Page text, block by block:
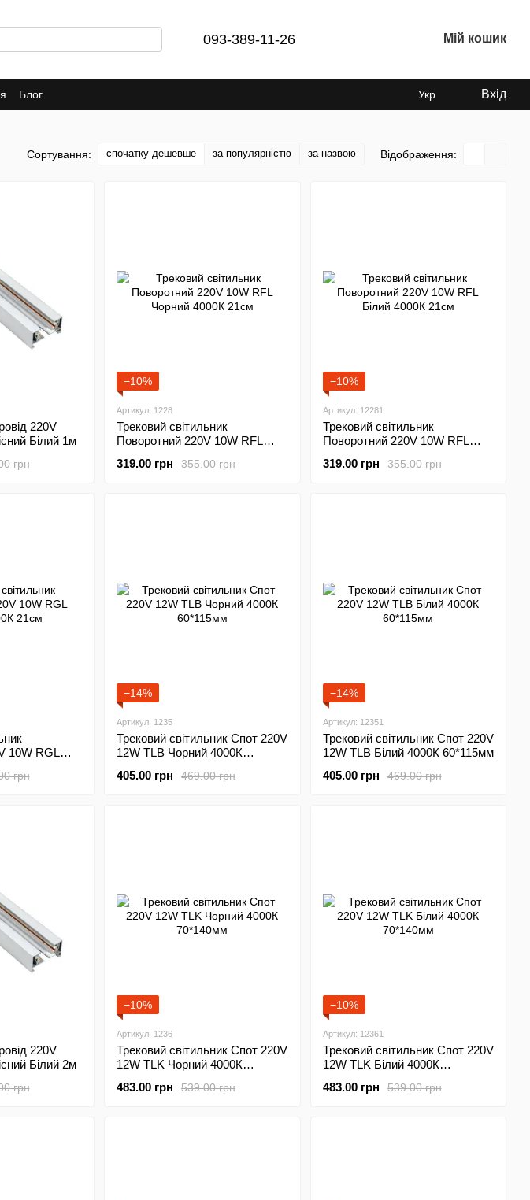
093-389-11-26 Мій кошик
Блог Укр Вхід
Сортування: спочатку дешевше за популярністю за назвою Відображення:
220V
Білий 1м
грн
−10%
Артикул: 1228
Трековий світильник
Поворотний 220V 10W RFL
355.00 грн
319.00 грн
−10%
Артикул: 12281
Трековий світильник
Поворотний 220V 10W RFL
355.00 грн
319.00 грн
10W RGL
грн
−14%
Артикул: 1235
Трековий світильник Спот 220V
12W TLB Чорний 4000К
469.00 грн
405.00 грн
−14%
Артикул: 12351
Трековий світильник Спот 220V
12W TLB Білий 4000К 60*115мм
469.00 грн
405.00 грн
220V
Білий 2м
грн
−10%
Артикул: 1236
Трековий світильник Спот 220V
12W TLK Чорний 4000К
539.00 грн
483.00 грн
−10%
Артикул: 12361
Трековий світильник Спот 220V
12W TLK Білий 4000К
539.00 грн
483.00 грн